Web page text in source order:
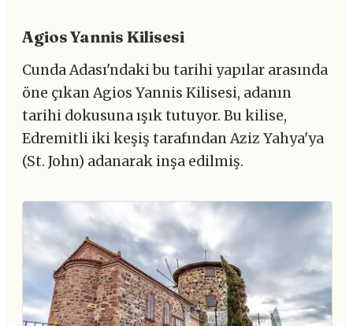
Agios Yannis Kilisesi
Cunda Adası'ndaki bu tarihi yapılar arasında
öne çıkan Agios Yannis Kilisesi, adanın
tarihi dokusuna ışık tutuyor. Bu kilise,
Edremitli iki keşiş tarafından Aziz Yahya'ya
(St. John) adanarak inşa edilmiş.